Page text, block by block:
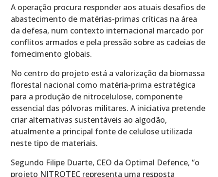
A operação procura responder aos atuais desafios de
abastecimento de matérias-primas críticas na área
da defesa, num contexto internacional marcado por
conflitos armados e pela pressão sobre as cadeias de
fornecimento globais.
No centro do projeto está a valorização da biomassa
florestal nacional como matéria-prima estratégica
para a produção de nitrocelulose, componente
essencial das pólvoras militares. A iniciativa pretende
criar alternativas sustentáveis ao algodão,
atualmente a principal fonte de celulose utilizada
neste tipo de materiais.
Segundo Filipe Duarte, CEO da Optimal Defence, “o
projeto NITROTEC representa uma resposta